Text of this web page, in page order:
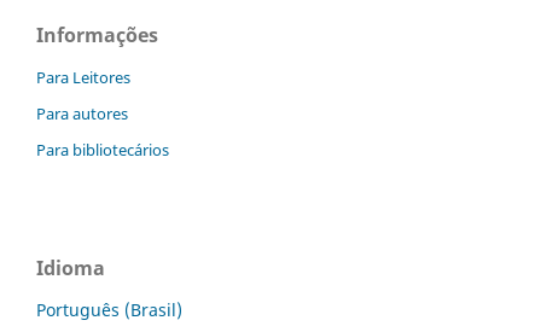
Informações
Para Leitores
Para autores
Para bibliotecários
Idioma
Português (Brasil)